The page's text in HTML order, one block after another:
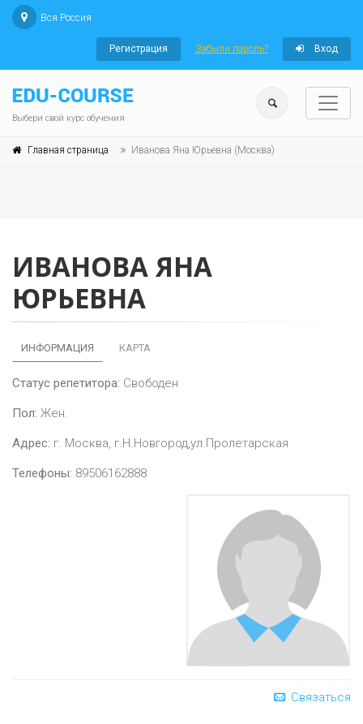
Вся Россия
Регистрация Забыли пароль? Вход
Выбери свой курс обучения
Главная страница Иванова Яна Юрьевна (Москва)
ИВАНОВА ЯНА
ЮРЬЕВНА
ИНФОРМАЦИЯ КАРТА
Статус репетитора: Свободен
Пол: Жен.
Адрес: г. Москва, г.Н.Новгород,ул.Пролетарская
Телефоны: 89506162888
Связаться